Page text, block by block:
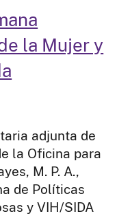
la Mujer y
adjunta de
la Oficina para
M. P. A.,
de Políticas
y VIH/SIDA